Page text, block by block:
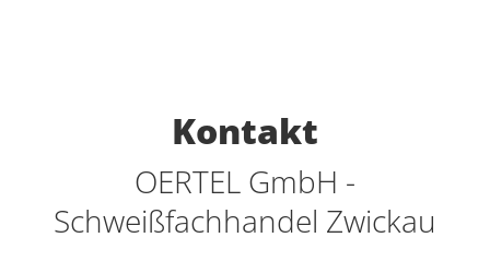
Kontakt
OERTEL GmbH -
Schweißfachhandel Zwickau